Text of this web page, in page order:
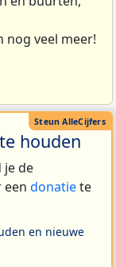
nog veel meer!
houden
je de
een donatiete
en nieuwe